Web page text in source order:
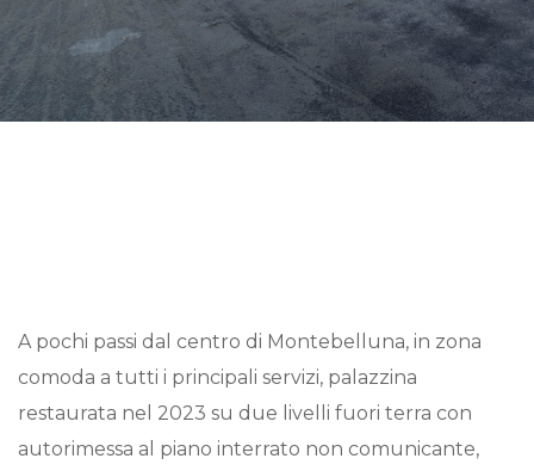
A pochi passi dal centro di Montebelluna, in zona
comoda a tutti i principali servizi, palazzina
restaurata nel 2023 su due livelli fuori terra con
autorimessa al piano interrato non comunicante,